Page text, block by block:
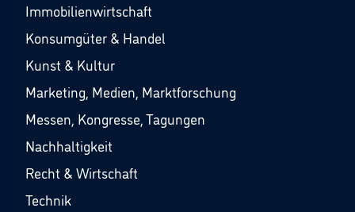
Immobilienwirtschaft
Konsumgüter & Handel
Kunst & Kultur
Marketing, Medien, Marktforschung
Messen, Kongresse, Tagungen
Nachhaltigkeit
Recht & Wirtschaft
Technik